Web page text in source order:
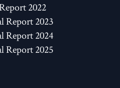
2022 Annual Report
2023 Financial Report
2024 Financial Report
2025 Financial Report